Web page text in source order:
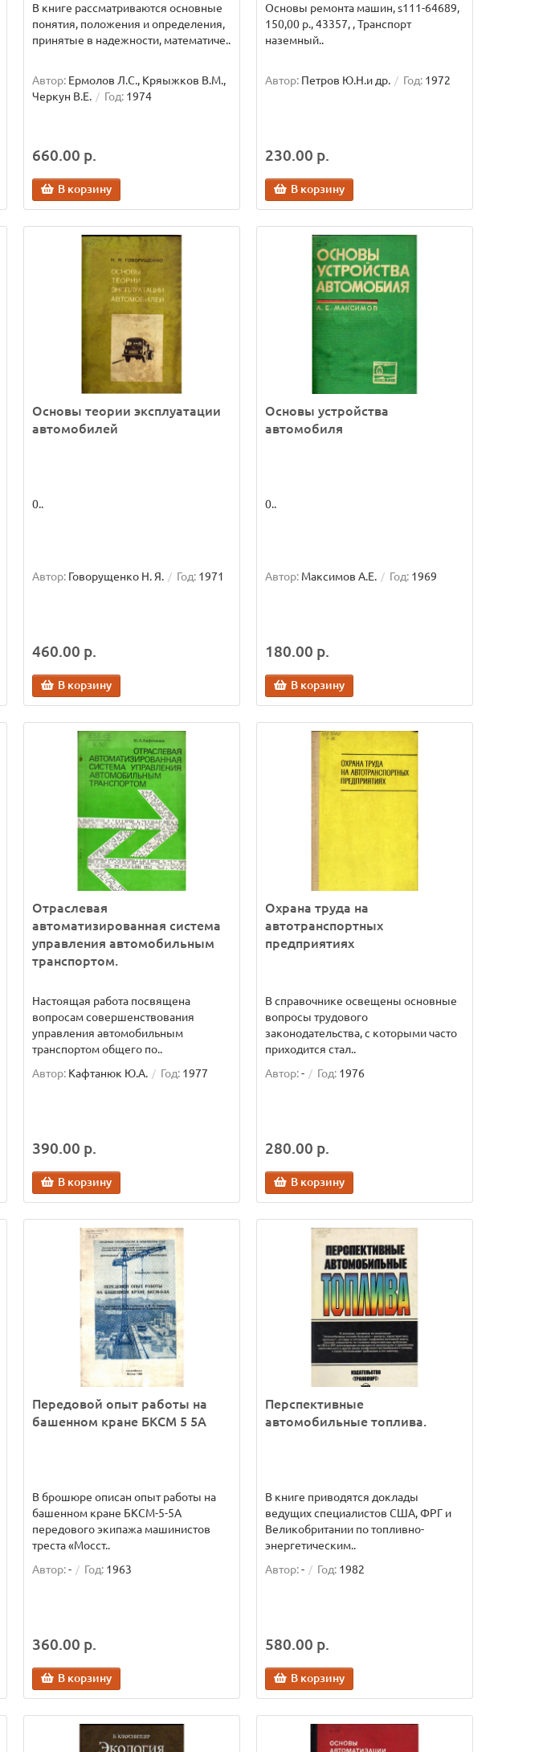
В книге рассматриваются основные
понятия, положения и определения,
принятые в надежности, математиче..
Автор: Ермолов Л.С., Кряыжков В.М.,
Черкун В.Е.
Год: 1974
660.00 р.
В корзину
Основы ремонта машин, s111-64689,
150,00 р., 43357, , Транспорт
наземный..
Автор: Петров Ю.Н.и др. Год: 1972
230.00 р.
В корзину
Основы теории эксплуатации
автомобилей
0..
Автор: Говорущенко Н. Я. Год: 1971
460.00 р.
В корзину
Основы устройства
автомобиля
0..
Автор: Максимов А.Е. Год: 1969
180.00 р.
В корзину
Отраслевая
автоматизированная система
управления автомобильным
транспортом.
Настоящая работа посвящена
вопросам совершенствования
управления автомобильным
транспортом общего по..
Автор: Кафтанюк Ю.А. Год: 1977
390.00 р.
В корзину
Охрана труда на
автотранспортных
предприятиях
В справочнике освещены основные
вопросы трудового
законодательства, с которыми часто
приходится стал..
Автор:- Год: 1976
280.00 р.
В корзину
Передовой опыт работы на
башенном кране БКСМ 5 5А
В брошюре описан опыт работы на
башенном кране БКСМ-5-5А
передового экипажа машинистов
треста «Мосст..
Автор:- Год: 1963
360.00 р.
В корзину
Перспективные
автомобильные топлива.
В книге приводятся доклады
ведущих специалистов США, ФРГ и
Великобритании по топливно-
энергетическим..
Автор:- Год: 1982
580.00 р.
В корзину